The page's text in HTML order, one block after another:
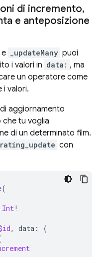
di incremento,
e anteposizione
e _updateMany puoi
i valori in data: , ma
un operatore come
i valori.
aggiornamento
tu voglia
di un determinato film.
rating_update con
(
Int!
, data :
{